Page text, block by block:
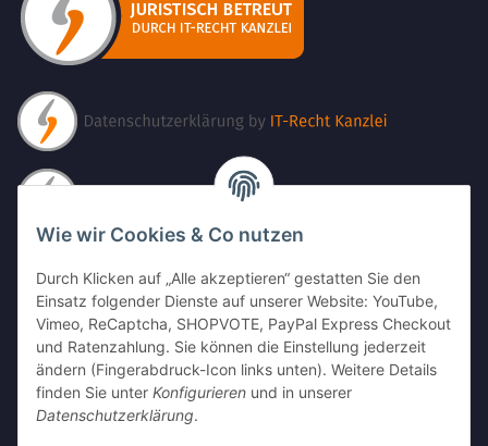
Wie wir Cookies & Co nutzen
Durch Klicken auf „Alle akzeptieren“ gestatten Sie den
Einsatz folgender Dienste auf unserer Website: YouTube,
Vimeo, ReCaptcha, SHOPVOTE, PayPal Express Checkout
und Ratenzahlung. Sie können die Einstellung jederzeit
ändern (Fingerabdruck-Icon links unten). Weitere Details
finden Sie unter Konfigurieren und in unserer
Datenschutzerklärung.